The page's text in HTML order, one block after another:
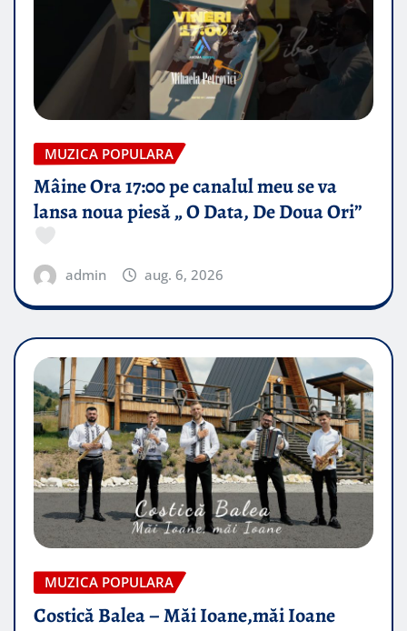
MUZICA POPULARA
Mâine Ora 17:00 pe canalul meu se va
lansa noua piesă „ O Data, De Doua Ori”
admin aug. 6, 2026
MUZICA POPULARA
Costică Balea – Măi Ioane,măi Ioane